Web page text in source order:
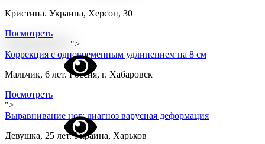
Кристина. Украина, Херсон, 30
Посмотреть
">
Коррекция с одновременным удлинением на 8 см
Мальчик, 6 лет. Россия, г. Хабаровск
Посмотреть
">
Выравнивание ног: диагноз варусная деформация
Девушка, 25 лет. Украина, Харьков